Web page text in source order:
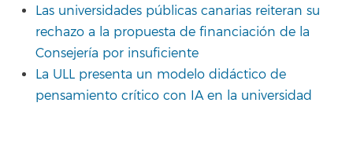
Las universidades públicas canarias reiteran su
rechazo a la propuesta de financiación de la
Consejería por insuficiente
La ULL presenta un modelo didáctico de
pensamiento crítico con IA en la universidad